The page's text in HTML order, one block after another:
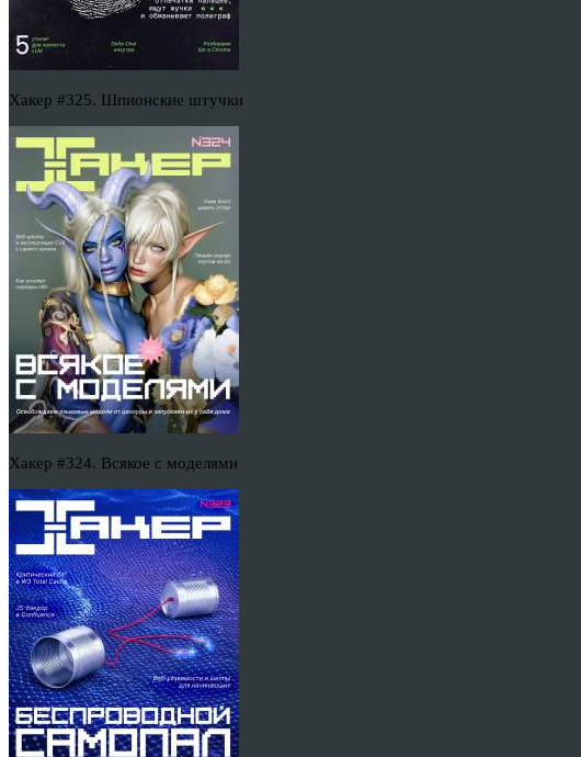
Хакер #325. Шпионские штучки
Хакер #324. Всякое с моделями